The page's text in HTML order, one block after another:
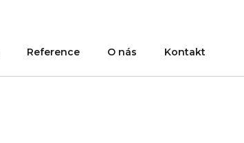
Reference O nás Kontakt